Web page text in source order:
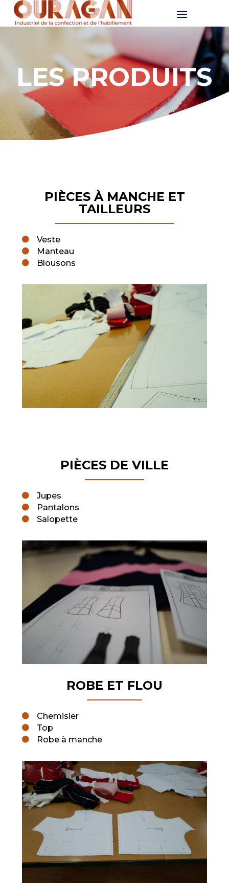
LES PRODUITS
PIÈCES À MANCHE ET
TAILLEURS
 Veste
 Manteau
 Blousons
PIÈCES DE VILLE
 Jupes
 Pantalons
 Salopette
ROBE ET FLOU
 Chemisier
 Top
 Robe à manche